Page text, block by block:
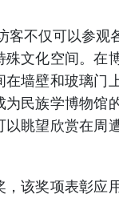
客不仅可以参观
文化空间。在
墙壁和玻璃门
民族学博物馆
眺望欣赏在周
该奖项表彰应